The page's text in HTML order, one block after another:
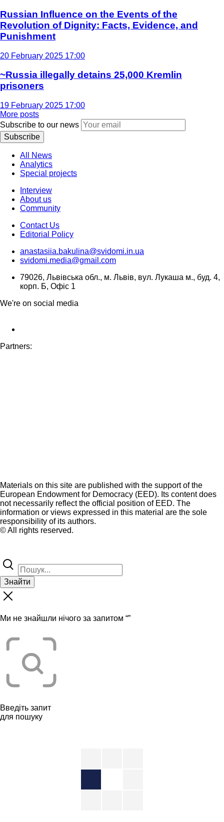
Russian Influence on the Events of the
Revolution of Dignity: Facts, Evidence, and
Punishment
20 February 2025 17:00
~Russia illegally detains 25,000 Kremlin
prisoners
19 February 2025 17:00
More posts
Subscribe to our news
Subscribe
All News
Analytics
Special projects
Interview
About us
Community
Contact Us
Editorial Policy
anastasiia.bakulina@svidomi.in.ua
svidomi.media@gmail.com
79026, Львівська обл., м. Львів, вул. Лукаша м., буд. 4,
корп. Б, Офіс 1
We're on social media
Partners:
Materials on this site are published with the support of the
European Endowment for Democracy (EED). Its content does
not necessarily reflect the official position of EED. The
information or views expressed in this material are the sole
responsibility of its authors.
© All rights reserved.
Знайти
Ми не знайшли нічого за запитом “”
Введіть запит
для пошуку